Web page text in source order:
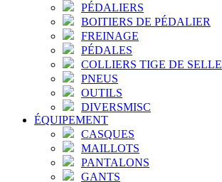
PÉDALIERS
BOITIERS DE PÉDALIER
FREINAGE
PÉDALES
COLLIERS TIGE DE SELLE
PNEUS
OUTILS
DIVERSMISC
ÉQUIPEMENT
CASQUES
MAILLOTS
PANTALONS
GANTS